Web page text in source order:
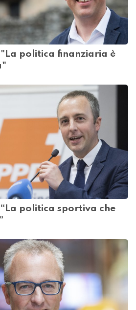
politica finanziaria è
politica sportiva che